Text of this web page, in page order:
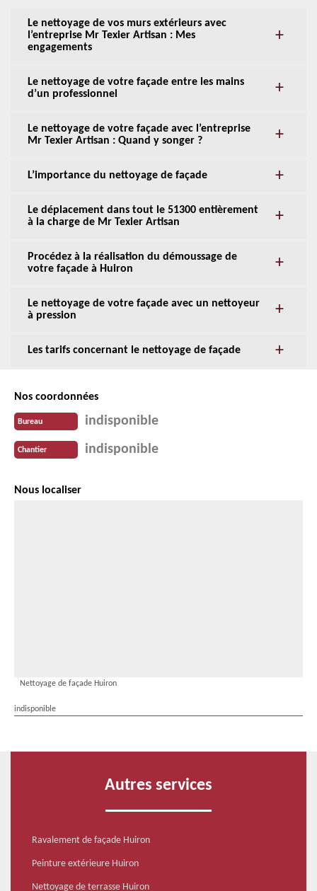
Le nettoyage de vos murs extérieurs avec
l’entreprise Mr Texier Artisan : Mes
engagements
Le nettoyage de votre façade entre les mains
d’un professionnel
Le nettoyage de votre façade avec l’entreprise
Mr Texier Artisan : Quand y songer ?
L’importance du nettoyage de façade
Le déplacement dans tout le 51300 entièrement
à la charge de Mr Texier Artisan
Procédez à la réalisation du démoussage de
votre façade à Huiron
Le nettoyage de votre façade avec un nettoyeur
à pression
Les tarifs concernant le nettoyage de façade
Nos coordonnées
Bureau indisponible
Chantier indisponible
Nous localiser
Nettoyage de façade Huiron
indisponible
Autres services
Ravalement de façade Huiron
Peinture extérieure Huiron
Nettoyage de terrasse Huiron